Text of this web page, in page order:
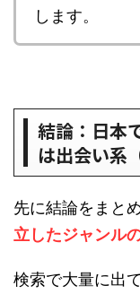
します。
結論：日本
は出会い系
先に結論をまと
立したジャンル
検索で大量に出